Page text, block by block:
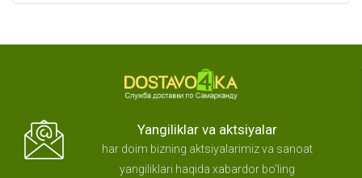
Yangiliklar va aktsiyalar
har doim bizning aktsiyalarimiz va sanoat
yangiliklari haqida xabardor bo'ling